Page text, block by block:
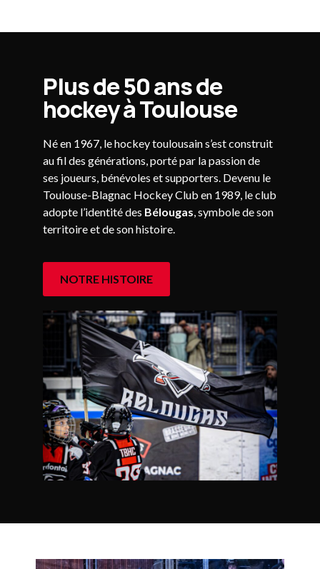
Plus de 50 ans de
hockey à Toulouse
Né en 1967, le hockey toulousain s’est construit
au fil des générations, porté par la passion de
ses joueurs, bénévoles et supporters. Devenu le
Toulouse-Blagnac Hockey Club en 1989, le club
adopte l’identité des Bélougas , symbole de son
territoire et de son histoire.
NOTRE HISTOIRE